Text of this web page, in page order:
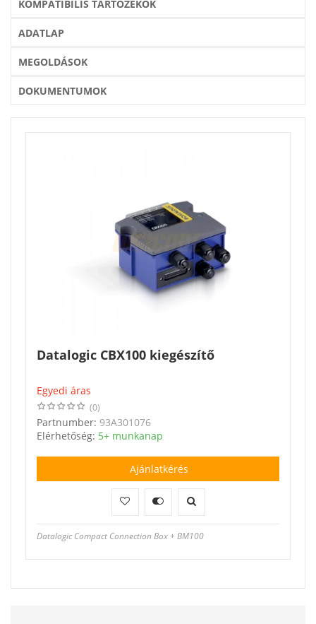
KOMPATIBILIS TARTOZÉKOK
ADATLAP
MEGOLDÁSOK
DOKUMENTUMOK
Datalogic CBX100 kiegészítő
Egyedi áras
(0)
Partnumber: 93A301076
Elérhetőség: 5+ munkanap
Ajánlatkérés
Datalogic Compact Connection Box + BM100